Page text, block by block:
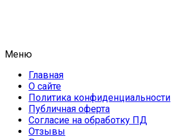
Меню
Главная
О сайте
Политика конфиденциальности
Публичная оферта
Согласие на обработку ПД
Отзывы